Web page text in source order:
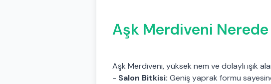
Aşk Merdiveni
Aşk Merdiveni, yüksek nem ve dolaylı ışık
- Salon Bitkisi: Geniş yaprak formu